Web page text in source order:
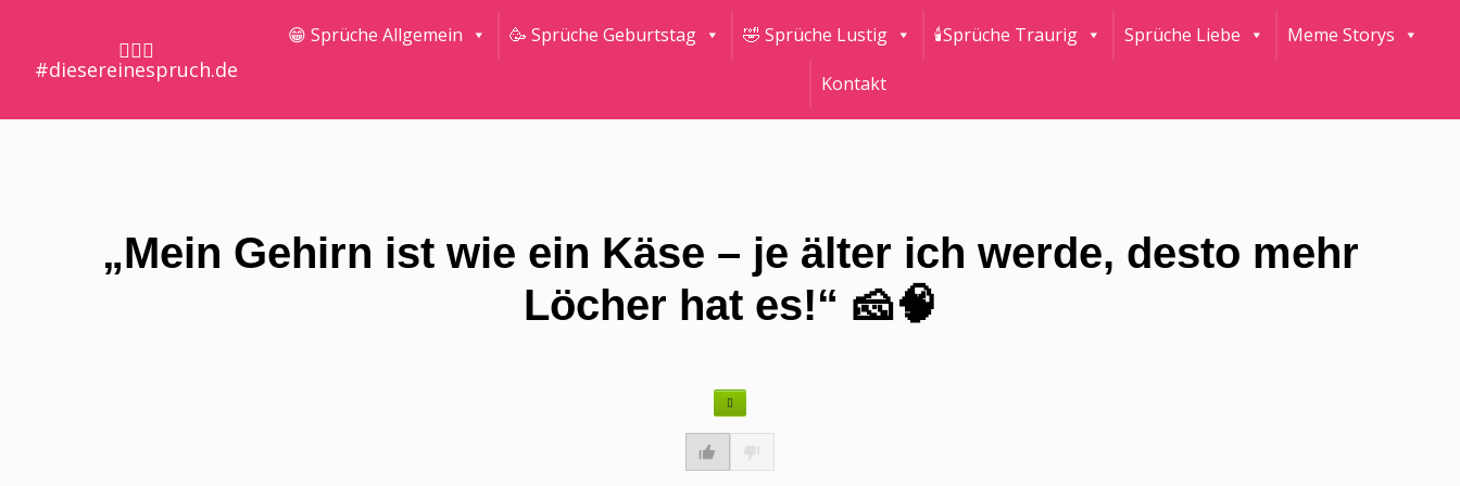
🤷🏼‍♀️
#diesereinespruch.de
😁 Sprüche Allgemein 🥳 Sprüche Geburtstag 🤣 Sprüche Lustig 🕯Sprüche Traurig Sprüche Liebe Meme Storys
Kontakt
„Mein Gehirn ist wie ein Käse – je älter ich werde, desto mehr
Löcher hat es!“ 🧀🧠